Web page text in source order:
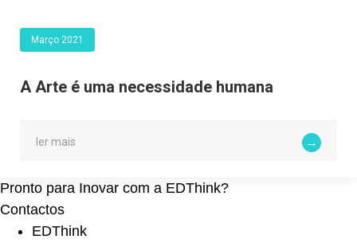
Março 2021
A Arte é uma necessidade humana
ler mais
Pronto para Inovar com a EDThink?
Contactos
EDThink